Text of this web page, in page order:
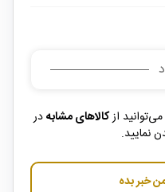
ازکالاهای مشابهدر
نمایید.
خبر بده